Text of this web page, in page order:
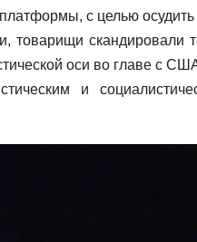
с целью
товарищи скандировали
оси во главе с
и